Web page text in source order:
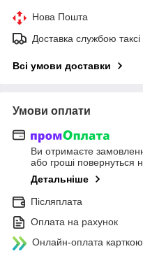
Нова Пошта
Доставка службою таксі
Всі умови доставки
Умови оплати
Ви отримаєте
або гроші повернуться
Детальніше
Післяплата
Оплата на рахунок
Онлайн-оплата